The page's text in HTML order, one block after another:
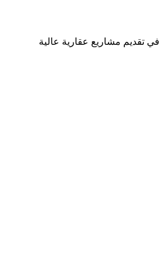
في تقديم مشاريع عقارية عالية